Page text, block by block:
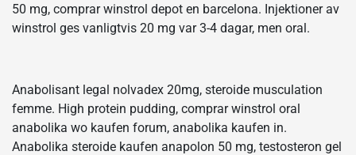
50 mg, comprar winstrol depot en barcelona. Injektioner av
winstrol ges vanligtvis 20 mg var 3-4 dagar, men oral.
Anabolisant legal nolvadex 20mg, steroide musculation
femme. High protein pudding, comprar winstrol oral
anabolika wo kaufen forum, anabolika kaufen in.
Anabolika steroide kaufen anapolon 50 mg, testosteron gel